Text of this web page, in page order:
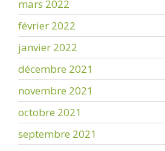
mars 2022
février 2022
janvier 2022
décembre 2021
novembre 2021
octobre 2021
septembre 2021